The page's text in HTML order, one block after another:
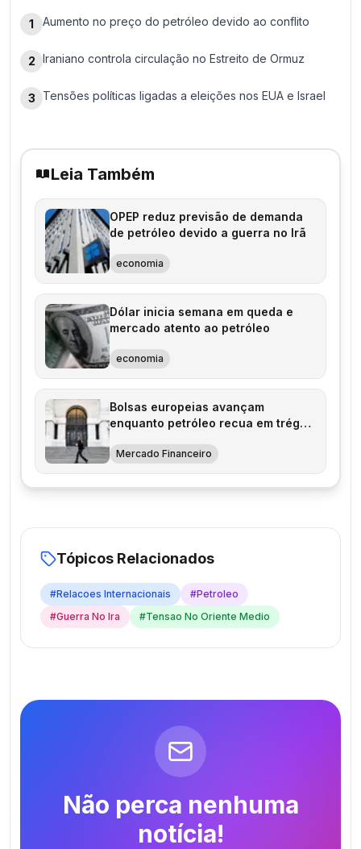
1 Aumento no preço do petróleo devido ao conflito
2 Iraniano controla circulação no Estreito de Ormuz
3 Tensões políticas ligadas a eleições nos EUA e Israel
Leia Também
OPEP reduz previsão de demanda
de petróleo devido a guerra no Irã
economia
Dólar inicia semana em queda e
mercado atento ao petróleo
economia
Bolsas europeias avançam
enquanto petróleo recua em trégua
Mercado Financeiro
Tópicos Relacionados
#Relacoes Internacionais #Petroleo
#Guerra No Ira #Tensao No Oriente Medio
Não perca nenhuma
notícia!